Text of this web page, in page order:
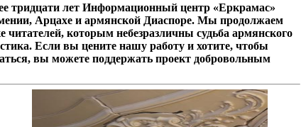
тридцати лет Информационный центр «Еркрамас»
Арцахе и армянской Диаспоре. Мы продолжаем
читателей, которым небезразличны судьба армянского
Если вы цените нашу работу и хотите, чтобы
вы можете поддержать проект добровольным